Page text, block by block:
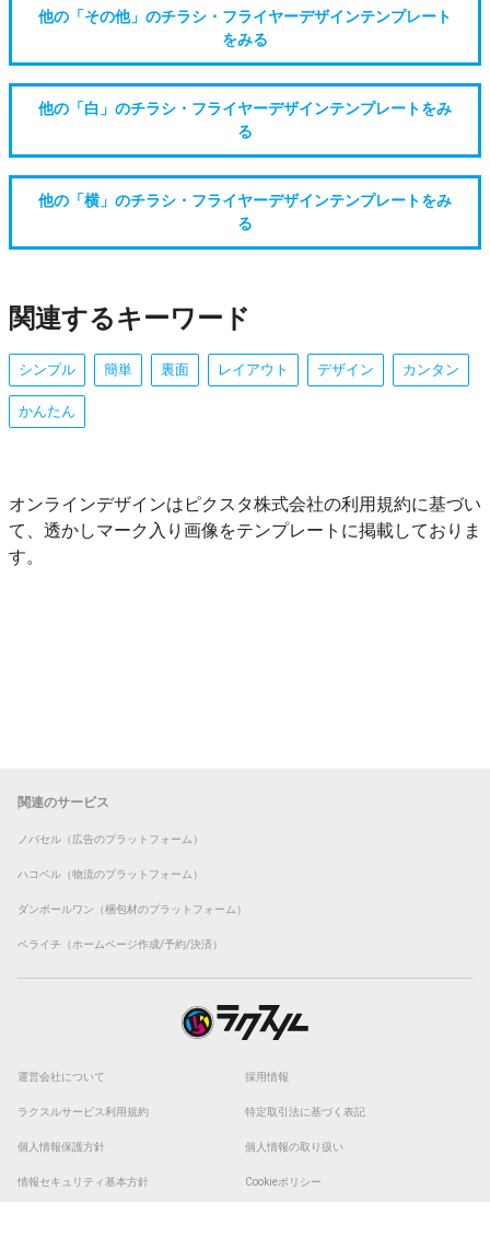
他の「その他」のチラシ・フライヤーデザインテンプレート
をみる
他の「白」のチラシ・フライヤーデザインテンプレートをみ
る
他の「横」のチラシ・フライヤーデザインテンプレートをみ
る
関連するキーワード
シンプル 簡単 裏面 レイアウト デザイン カンタン
かんたん
オンラインデザインはピクスタ株式会社の利用規約に基づい
て、透かしマーク入り画像をテンプレートに掲載しておりま
す。
関連のサービス
ノバセル（広告のプラットフォーム）
ハコベル（物流のプラットフォーム）
ダンボールワン（梱包材のプラットフォーム）
ペライチ（ホームページ作成/予約/決済）
運営会社について 採用情報
ラクスルサービス利用規約 特定取引法に基づく表記
個人情報保護方針 個人情報の取り扱い
情報セキュリティ基本方針 Cookieポリシー